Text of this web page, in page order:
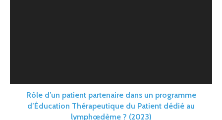
Rôle d’un patient partenaire dans un programme
d’Éducation Thérapeutique du Patient dédié au
lymphœdème ? (2023)